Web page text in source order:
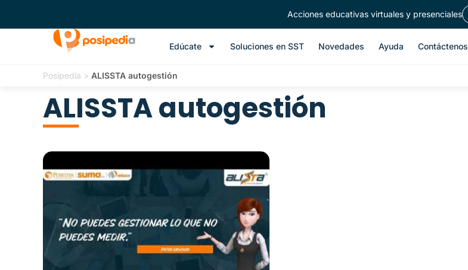
Acciones educativas virtuales y presenciales
Edúcate Soluciones en SST Novedades Ayuda Contáctenos
Posipedia > ALISSTA autogestión
ALISSTA autogestión